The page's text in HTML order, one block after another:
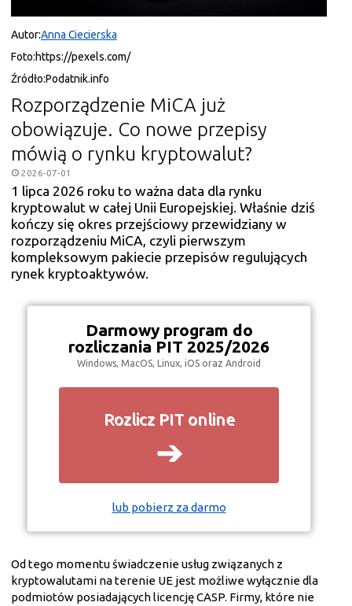
Autor:Anna Ciecierska
Foto:https://pexels.com/
Źródło:Podatnik.info
Rozporządzenie MiCA już
obowiązuje. Co nowe przepisy
mówią o rynku kryptowalut?
2026-07-01
1 lipca 2026 roku to ważna data dla rynku
kryptowalut w całej Unii Europejskiej. Właśnie dziś
kończy się okres przejściowy przewidziany w
rozporządzeniu MiCA, czyli pierwszym
kompleksowym pakiecie przepisów regulujących
rynek kryptoaktywów.
Darmowy program do
rozliczania PIT 2025/2026
Windows, MacOS, Linux, iOS oraz Android
Rozlicz PIT online
➔
lub pobierz za darmo
Od tego momentu świadczenie usług związanych z
kryptowalutami na terenie UE jest możliwe wyłącznie dla
podmiotów posiadających licencję CASP. Firmy, które nie